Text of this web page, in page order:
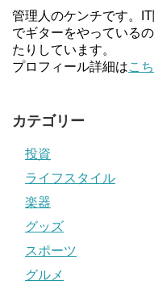
管理人のケンチです。
でギターをやっている
たりしています。
プロフィール詳細はこ
カテゴリー
投資
ライフスタイル
楽器
グッズ
スポーツ
グルメ